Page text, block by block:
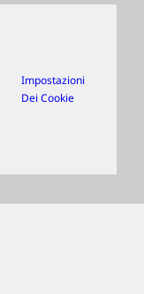
Impostazioni
Dei Cookie